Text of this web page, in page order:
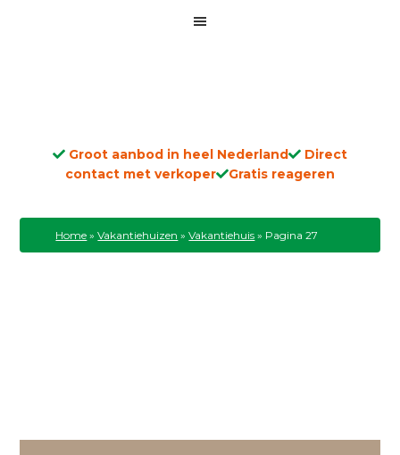
Groot aanbod in heel Nederland
Direct
contact met verkoper
Gratis reageren
Home »Vakantiehuizen »Vakantiehuis » Pagina 27